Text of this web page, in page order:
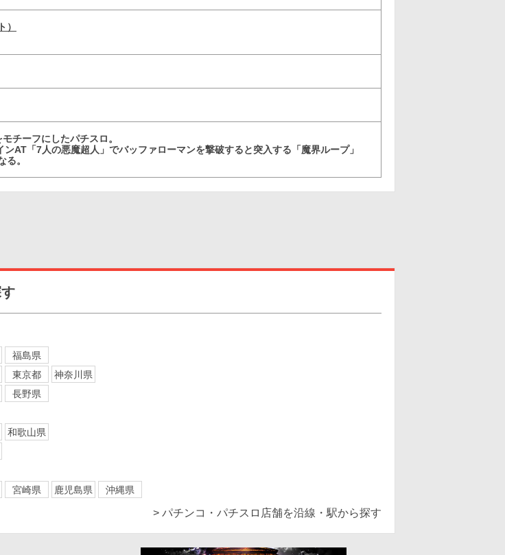
チーフにしたパチスロ。
AT「7人の悪魔超人」でバッファローマンを撃破すると突入する「魔界ループ」
る。
福島県
東京都
神奈川県
長野県
和歌山県
宮崎県 鹿児島県 沖縄県
> パチンコ・パチスロ店舗を沿線・駅から探す